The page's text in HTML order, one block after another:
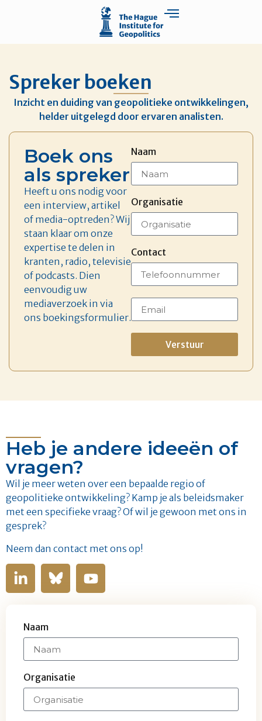
Spreker boeken
Inzicht en duiding van geopolitieke ontwikkelingen,
helder uitgelegd door ervaren analisten.
Boek ons
als spreker
Heeft u ons nodig voor
een interview, artikel
of media-optreden? Wij
staan klaar om onze
expertise te delen in
kranten, radio, televisie
of podcasts. Dien
eenvoudig uw
mediaverzoek in via
ons boekingsformulier.
Naam
Organisatie
Contact
Verstuur
Heb je andere ideeën of
vragen?
Wil je meer weten over een bepaalde regio of
geopolitieke ontwikkeling? Kamp je als beleidsmaker
met een specifieke vraag? Of wil je gewoon met ons in
gesprek?
Neem dan contact met ons op!
Naam
Organisatie